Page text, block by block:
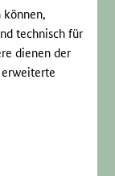
technisch für
dienen der